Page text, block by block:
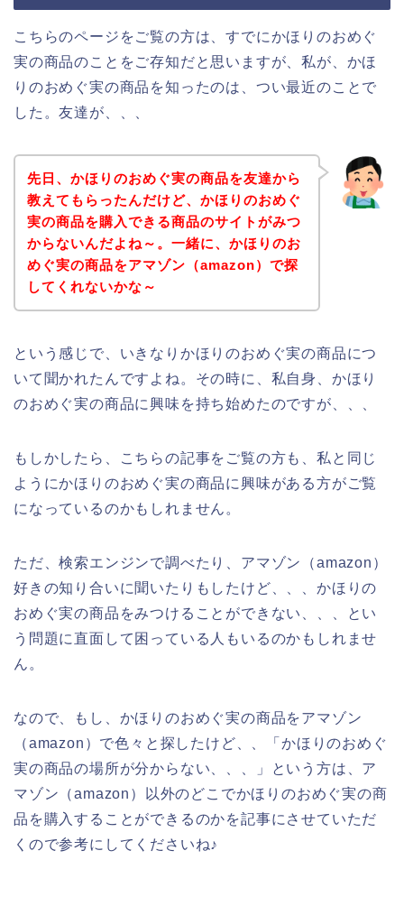
こちらのページをご覧の方は、すでにかほりのおめぐ
実の商品のことをご存知だと思いますが、私が、かほ
りのおめぐ実の商品を知ったのは、つい最近のことで
した。友達が、、、
先日、かほりのおめぐ実の商品を友達から
教えてもらったんだけど、かほりのおめぐ
実の商品を購入できる商品のサイトがみつ
からないんだよね～。一緒に、かほりのお
めぐ実の商品をアマゾン（amazon）で探
してくれないかな～
という感じで、いきなりかほりのおめぐ実の商品につ
いて聞かれたんですよね。その時に、私自身、かほり
のおめぐ実の商品に興味を持ち始めたのですが、、、
もしかしたら、こちらの記事をご覧の方も、私と同じ
ようにかほりのおめぐ実の商品に興味がある方がご覧
になっているのかもしれません。
ただ、検索エンジンで調べたり、アマゾン（amazon）
好きの知り合いに聞いたりもしたけど、、、かほりの
おめぐ実の商品をみつけることができない、、、とい
う問題に直面して困っている人もいるのかもしれませ
ん。
なので、もし、かほりのおめぐ実の商品をアマゾン
（amazon）で色々と探したけど、、「かほりのおめぐ
実の商品の場所が分からない、、、」という方は、ア
マゾン（amazon）以外のどこでかほりのおめぐ実の商
品を購入することができるのかを記事にさせていただ
くので参考にしてくださいね♪